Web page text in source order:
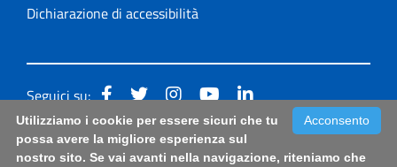
Dichiarazione di accessibilità
Seguici su:
Accessibilità: form di segnalazione di prima istanza per
questa pagina|Note Legali | Sitemap
Acconsento
Utilizziamo i cookie per essere sicuri che tu
possa avere la migliore esperienza sul
nostro sito. Se vai avanti nella navigazione, riteniamo che